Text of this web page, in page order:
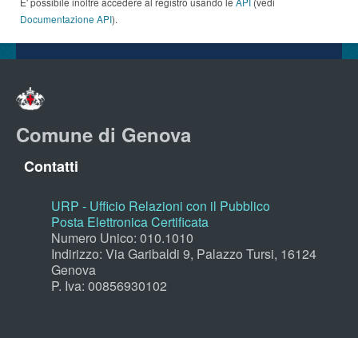
Documentazione API).
Comune di Genova
Contatti
URP - Ufficio Relazioni con il Pubblico
Posta Elettronica Certificata
Numero Unico: 010.1010
Indirizzo: Via Garibaldi 9, Palazzo Tursi, 16124
Genova
P. Iva: 00856930102